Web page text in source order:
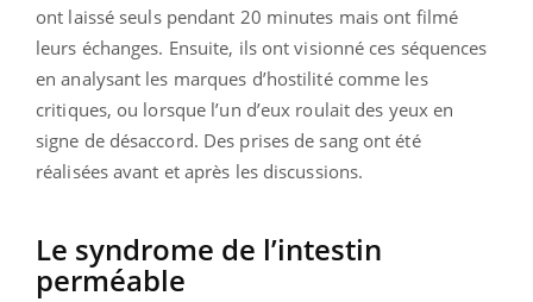
ont laissé seuls pendant 20 minutes mais ont filmé
leurs échanges. Ensuite, ils ont visionné ces séquences
en analysant les marques d’hostilité comme les
critiques, ou lorsque l’un d’eux roulait des yeux en
signe de désaccord. Des prises de sang ont été
réalisées avant et après les discussions.
Le syndrome de l’intestin
perméable